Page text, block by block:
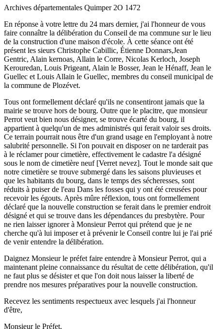
Archives départementales Quimper 2O 1472
En réponse à votre lettre du 24 mars dernier, j'ai l'honneur de vous
faire connaître la délibération du Conseil de ma commune sur le lieu
de la construction d'une maison d'école. À cette séance ont été
présent les sieurs Christophe Cabillic, Étienne Donnars,Jean
Gentric, Alain kernoas, Allain le Corre, Nicolas Kerloch, Joseph
Kerouredan, Louis Prigeant, Alain le Bosser, Jean le Hénaff, Jean le
Guellec et Louis Allain le Guellec, membres du conseil municipal de
la commune de Plozévet.
Tous ont formellement déclaré qu'ils ne consentiront jamais que la
mairie se trouve hors de bourg. Outre que le placitre, que monsieur
Perrot veut bien nous désigner, se trouve écarté du bourg, il
appartient à quelqu'un de mes administrés qui ferait valoir ses droits.
Ce terrain pourrait nous être d'un grand usage en l'employant à notre
salubrité personnelle. Si l'on pouvait en disposer on ne tarderait pas
à le réclamer pour cimetière, effectivement le cadastre l'a désigné
sous le nom de cimetière neuf [Verret nevez]. Tout le monde sait que
notre cimetière se trouve submergé dans les saisons pluvieuses et
que les habitants du bourg, dans le temps des sécheresses, sont
réduits à puiser de l'eau Dans les fosses qui y ont été creusées pour
recevoir les égouts. Après mûre réflexion, tous ont formellement
déclaré que la nouvelle construction se ferait dans le premier endroit
désigné et qui se trouve dans les dépendances du presbytère. Pour
ne rien laisser ignorer à Monsieur Perrot qui prétend que je ne
cherche qu'à lui imposer et à prévenir le Conseil contre lui je l'ai prié
de venir entendre la délibération.
Daignez Monsieur le préfet faire entendre à Monsieur Perrot, qui a
maintenant pleine connaissance du résultat de cette délibération, qu'il
ne faut plus se désister et que l'on doit nous laisser la liberté de
prendre nos mesures préparatives pour la nouvelle construction.
Recevez les sentiments respectueux avec lesquels j'ai l'honneur
d'être,
Monsieur le Préfet,